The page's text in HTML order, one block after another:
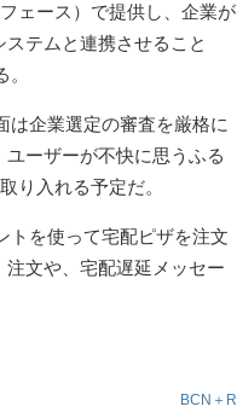
ェース）で提供し、企業が
テムと連携させること
は企業選定の審査を厳格に
ーザーが不快に思うふる
り入れる予定だ。
トを使って宅配ピザを注文
文や、宅配遅延メッセー
BCN＋R